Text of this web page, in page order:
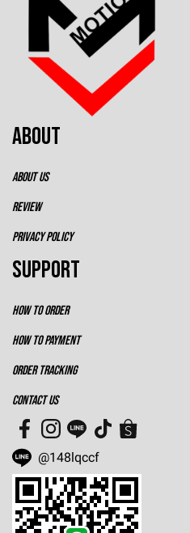
ABOUT
ABOUT US
REVIEW
PRIVACY POLICY
SUPPORT
HOW TO ORDER
HOW TO PAYMENT
ORDER TRACKING
CONTACT US
@148lqccf